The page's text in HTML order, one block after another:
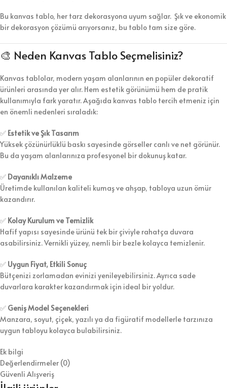
Bu kanvas tablo, her tarz dekorasyona uyum sağlar. Şık ve ekonomik
bir dekorasyon çözümü arıyorsanız, bu tablo tam size göre.
🎨 Neden Kanvas Tablo Seçmelisiniz?
Kanvas tablolar, modern yaşam alanlarının en popüler dekoratif
ürünleri arasında yer alır. Hem estetik görünümü hem de pratik
kullanımıyla fark yaratır. Aşağıda kanvas tablo tercih etmeniz için
en önemli nedenleri sıraladık:
✅ Estetik ve Şık Tasarım
Yüksek çözünürlüklü baskı sayesinde görseller canlı ve net görünür.
Bu da yaşam alanlarınıza profesyonel bir dokunuş katar.
✅ Dayanıklı Malzeme
Üretimde kullanılan kaliteli kumaş ve ahşap, tabloya uzun ömür
kazandırır.
✅ Kolay Kurulum ve Temizlik
Hafif yapısı sayesinde ürünü tek bir çiviyle rahatça duvara
asabilirsiniz. Vernikli yüzey, nemli bir bezle kolayca temizlenir.
✅ Uygun Fiyat, Etkili Sonuç
Bütçenizi zorlamadan evinizi yenileyebilirsiniz. Ayrıca sade
duvarlara karakter kazandırmak için ideal bir yoldur.
✅ Geniş Model Seçenekleri
Manzara, soyut, çiçek, yazılı ya da figüratif modellerle tarzınıza
uygun tabloyu kolayca bulabilirsiniz.
Ek bilgi
Değerlendirmeler (0)
Güvenli Alışveriş